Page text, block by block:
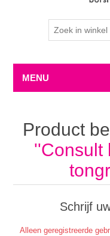
MENU
Product
Consult
Schrijf
Alleen geregistreerde